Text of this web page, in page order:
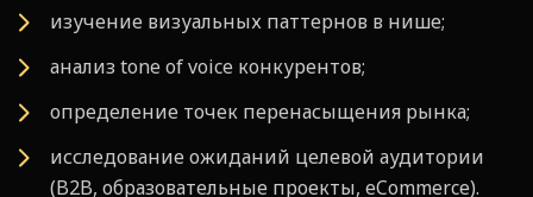
изучение визуальных паттернов в нише;
анализ tone of voice конкурентов;
определение точек перенасыщения рынка;
исследование ожиданий целевой аудитории
(B2B, образовательные проекты, eCommerce).